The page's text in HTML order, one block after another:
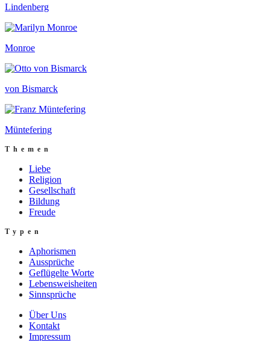
Lindenberg
Monroe
von Bismarck
Müntefering
Themen
Liebe
Religion
Gesellschaft
Bildung
Freude
Typen
Aphorismen
Aussprüche
Geflügelte Worte
Lebensweisheiten
Sinnsprüche
Über Uns
Kontakt
Impressum